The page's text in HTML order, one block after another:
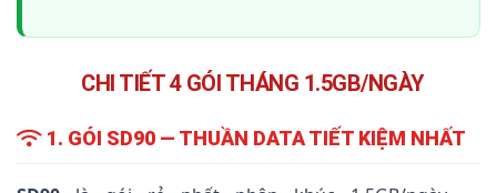
CHI TIẾT 4 GÓI THÁNG 1.5GB/NGÀY
1. GÓI SD90 — THUẦN DATA TIẾT KIỆM NHẤT